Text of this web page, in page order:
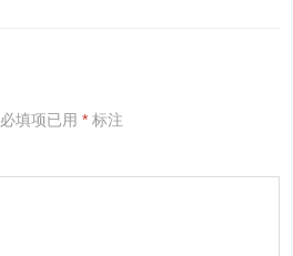
必填项已用* 标注